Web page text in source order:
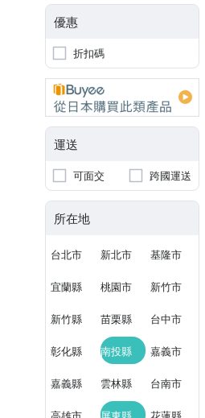
優惠
折扣碼
運送
可面交 跨國運送
所在地
台北市 新北市 基隆市
宜蘭縣 桃園市 新竹市
新竹縣 苗栗縣 台中市
彰化縣 南投縣 嘉義市
嘉義縣 雲林縣 台南市